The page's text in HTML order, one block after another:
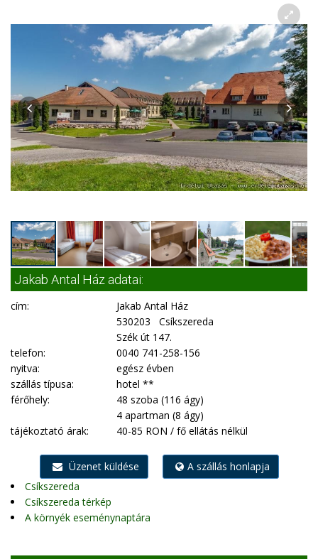
Jakab Antal Ház adatai:
cím:
Jakab Antal Ház
530203 Csíkszereda
Szék út 147.
telefon:
0040 741-258-156
nyitva:
egész évben
szállás típusa:
hotel **
férőhely:
48 szoba (116 ágy)
4 apartman (8 ágy)
tájékoztató árak:
40-85 RON / fő ellátás nélkül
Üzenet küldése
A szállás honlapja
Csíkszereda
Csíkszereda térkép
A környék eseménynaptára